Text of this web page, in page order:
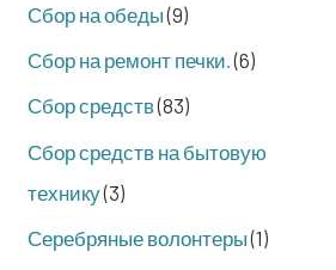
Сбор на обеды(9)
Сбор на ремонт печки.(6)
Сбор средств(83)
Сбор средств на бытовую
технику(3)
Серебряные волонтеры(1)